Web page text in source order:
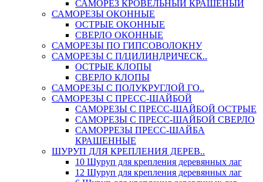
САМОРЕЗ КРОВЕЛЬНЫЙ КРАШЕНЫЙ
САМОРЕЗЫ ОКОННЫЕ
ОСТРЫЕ ОКОННЫЕ
СВЕРЛО ОКОННЫЕ
САМОРЕЗЫ ПО ГИПСОВОЛОКНУ
САМОРЕЗЫ С П/ЦИЛИНДРИЧЕСК..
ОСТРЫЕ КЛОПЫ
СВЕРЛО КЛОПЫ
САМОРЕЗЫ С ПОЛУКРУГЛОЙ ГО..
САМОРЕЗЫ С ПРЕСС-ШАЙБОЙ
САМОРЕЗЫ С ПРЕСС-ШАЙБОЙ ОСТРЫЕ
САМОРЕЗЫ С ПРЕСС-ШАЙБОЙ СВЕРЛО
САМОРРЕЗЫ ПРЕСС-ШАЙБА
КРАШЕННЫЕ
ШУРУП ДЛЯ КРЕПЛЕНИЯ ДЕРЕВ..
10 Шуруп для крепления деревянных лаг
12 Шуруп для крепления деревянных лаг